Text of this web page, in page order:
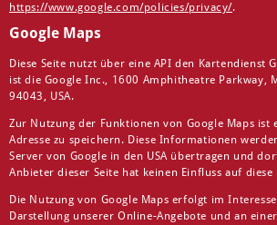
https://www.google.com/policies/privacy/.
Google Maps
Diese Seite nutzt über eine API den Kartendienst
ist die Google Inc., 1600 Amphitheatre Parkway,
94043, USA.
Zur Nutzung der Funktionen von Google Maps ist
Adresse zu speichern. Diese Informationen
Server von Google in den USA übertragen und
Anbieter dieser Seite hat keinen Einfluss auf
Die Nutzung von Google Maps erfolgt im
Darstellung unserer Online-Angebote und an